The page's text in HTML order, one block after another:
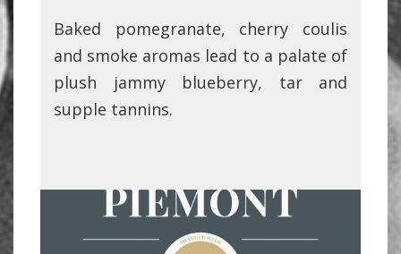
Baked pomegranate, cherry coulis
and smoke aromas lead to a palate of
plush jammy blueberry, tar and
supple tannins.